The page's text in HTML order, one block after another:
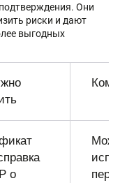
Они
риски и дают
выгодных
о